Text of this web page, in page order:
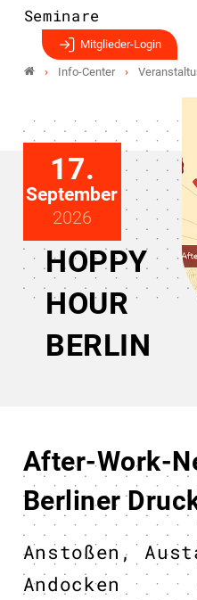
Seminare
Mitglieder-Login
Info-Center
17.
September
2026
HOPPY
HOUR
BERLIN
After-Work-
Berliner
Anstoßen,
Andocken